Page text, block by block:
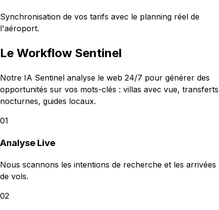
Synchronisation de vos tarifs avec le planning réel de
l'aéroport.
Le Workflow Sentinel
Notre IA Sentinel analyse le web 24/7 pour générer des
opportunités sur vos mots-clés : villas avec vue, transferts
nocturnes, guides locaux.
01
Analyse Live
Nous scannons les intentions de recherche et les arrivées
de vols.
02